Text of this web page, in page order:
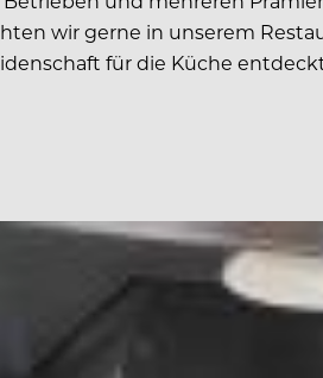
wir gerne in unserem
für die Küche